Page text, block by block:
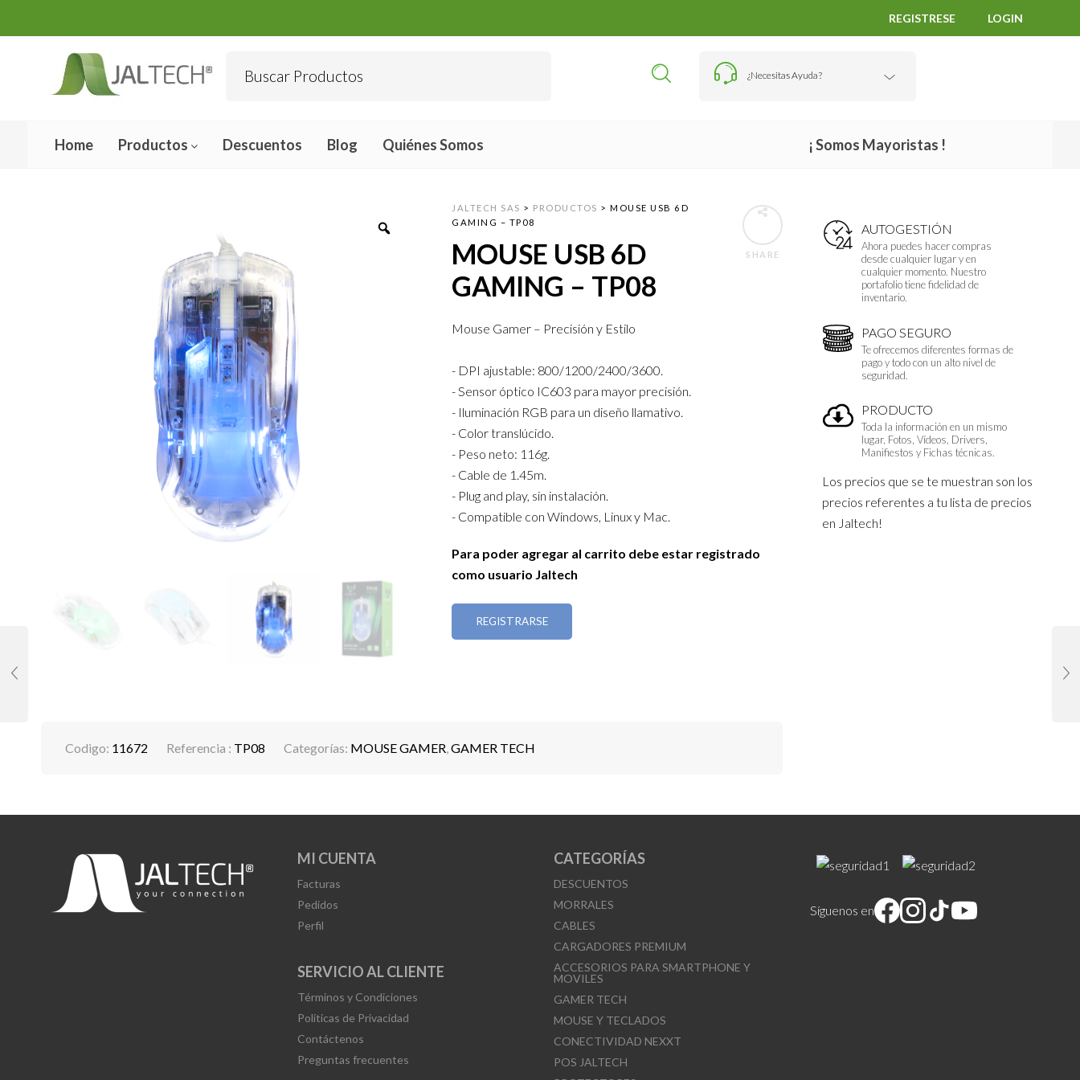
REGISTRESE LOGIN
¿Necesitas Ayuda?
Home Productos Descuentos Blog Quiénes Somos ¡ Somos Mayoristas !
AUTOGESTIÓN
Ahora puedes hacer compras
desde cualquier lugar y en
cualquier momento. Nuestro
portafolio tiene fidelidad de
inventario.
PAGO SEGURO
Te ofrecemos diferentes formas de
pago y todo con un alto nivel de
seguridad.
PRODUCTO
Toda la información en un mismo
lugar, Fotos, Vídeos, Drivers,
Manifiestos y Fichas técnicas.
Los precios que se te muestran son los
precios referentes a tu lista de precios
en Jaltech!
SHARE
JALTECH SAS > PRODUCTOS >MOUSE USB 6D
GAMING – TP08
MOUSE USB 6D
GAMING – TP08
Mouse Gamer – Precisión y Estilo
- DPI ajustable: 800/1200/2400/3600.
- Sensor óptico IC603 para mayor precisión.
- Iluminación RGB para un diseño llamativo.
- Color translúcido.
- Peso neto: 116g.
- Cable de 1.45m.
- Plug and play, sin instalación.
- Compatible con Windows, Linux y Mac.
Para poder agregar al carrito debe estar registrado
como usuario Jaltech
REGISTRARSE
Codigo: 11672 Referencia : TP08 Categorías: MOUSE GAMER,GAMER TECH
MI CUENTA
Facturas
Pedidos
Perfil
SERVICIO AL CLIENTE
Términos y Condiciones
Políticas de Privacidad
Contáctenos
Preguntas frecuentes
CATEGORÍAS
DESCUENTOS
MORRALES
CABLES
CARGADORES PREMIUM
ACCESORIOS PARA SMARTPHONE Y
MOVILES
GAMER TECH
MOUSE Y TECLADOS
CONECTIVIDAD NEXXT
POS JALTECH
Síguenos en